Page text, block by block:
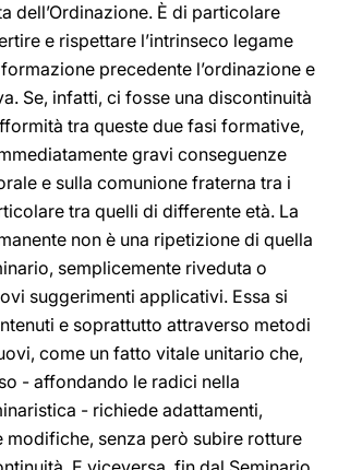
dell’Ordinazione. È di particolare
e rispettare l’intrinseco legame
precedente l’ordinazione e
Se, infatti, ci fosse una discontinuità
tra queste due fasi formative,
gravi conseguenze
e sulla comunione fraterna tra i
tra quelli di differente età. La
non è una ripetizione di quella
semplicemente riveduta o
suggerimenti applicativi. Essa si
e soprattutto attraverso metodi
come un fatto vitale unitario che,
- affondando le radici nella
- richiede adattamenti,
modifiche, senza però subire rotture